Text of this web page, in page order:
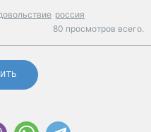
россия
80 просмотров всего.